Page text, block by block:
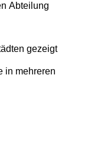
Abteilung
gezeigt
in mehreren
realisiert